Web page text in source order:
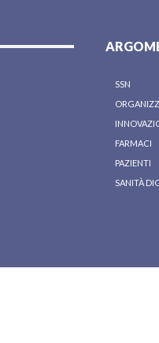
SSN
FARMACI
PAZIENTI
SANITÀ